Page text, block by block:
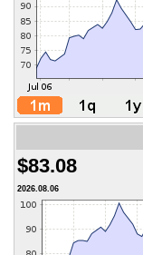
$83.08
2026.08.06